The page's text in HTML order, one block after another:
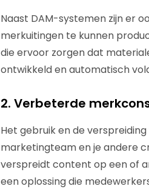
Naast DAM-systemen zijn er
merkuitingen te kunnen
die ervoor zorgen dat
ontwikkeld en automatisch
2. Verbeterde
Het gebruik en de
marketingteam en je andere
verspreidt content op een of
een oplossing die